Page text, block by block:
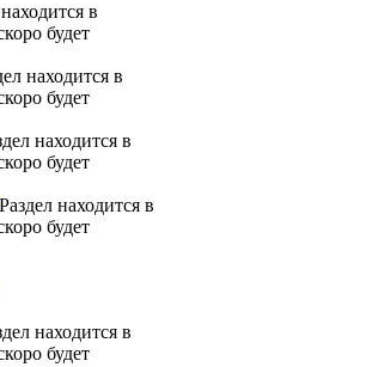
в
будет
находится в
будет
находится в
будет
Раздел находится в
будет
находится в
будет